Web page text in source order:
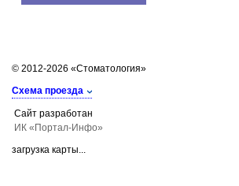
© 2012-2026 «Стоматология»
Схема проезда
Сайт разработан
ИК «Портал-Инфо»
загрузка карты...